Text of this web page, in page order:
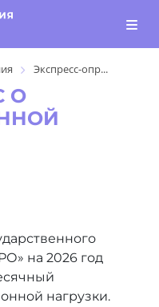
Экспресс-опр...
О
на 2026 год
нагрузки.